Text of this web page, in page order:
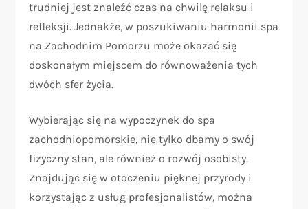
trudniej jest znaleźć czas na chwilę relaksu i
refleksji. Jednakże, w poszukiwaniu harmonii spa
na Zachodnim Pomorzu może okazać się
doskonałym miejscem do równoważenia tych
dwóch sfer życia.
Wybierając się na wypoczynek do spa
zachodniopomorskie, nie tylko dbamy o swój
fizyczny stan, ale również o rozwój osobisty.
Znajdując się w otoczeniu pięknej przyrody i
korzystając z usług profesjonalistów, można